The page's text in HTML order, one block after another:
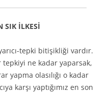
SIK İLKESİ
tepki bitişikliği vardır.
tepkiyi ne kadar yaparsak,
yapma olasılığı o kadar
karşı yaptığımız en son